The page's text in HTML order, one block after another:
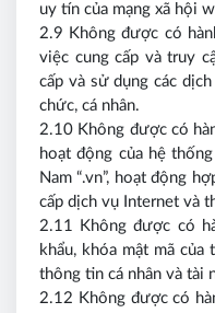
uy tín của mạng xã hội
2.9 Không được có
việc cung cấp và truy
cấp và sử dụng các
chức, cá nhân.
2.10 Không được có
hoạt động của hệ
Nam “.vn”, hoạt động
cấp dịch vụ Internet và
2.11 Không được có
khẩu, khóa mật mã
thông tin cá nhân và tài
2.12 Không được có